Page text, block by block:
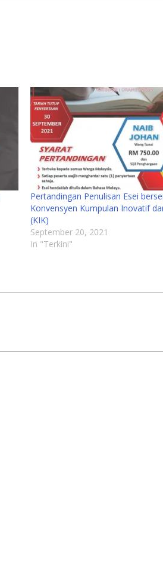
Pertandingan Penulisan Esei
Konvensyen Kumpulan Inovatif
(KIK)
September 20, 2021
In "Terkini"